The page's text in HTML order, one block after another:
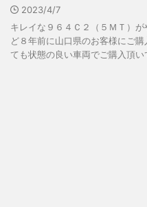
2023/4/7
キレイな９６４Ｃ２（５ＭＴ）
ど８年前に山口県のお客様にご
ても状態の良い車両でご購入頂